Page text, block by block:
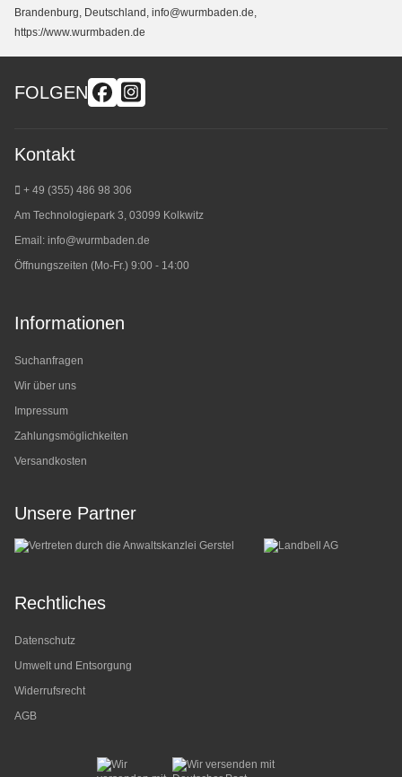
Brandenburg, Deutschland, info@wurmbaden.de,
https://www.wurmbaden.de
FOLGEN
Kontakt
+ 49 (355) 486 98 306
Am Technologiepark 3, 03099 Kolkwitz
Email: info@wurmbaden.de
Öffnungszeiten (Mo-Fr.) 9:00 - 14:00
Informationen
Suchanfragen
Wir über uns
Impressum
Zahlungsmöglichkeiten
Versandkosten
Unsere Partner
Rechtliches
Datenschutz
Umwelt und Entsorgung
Widerrufsrecht
AGB